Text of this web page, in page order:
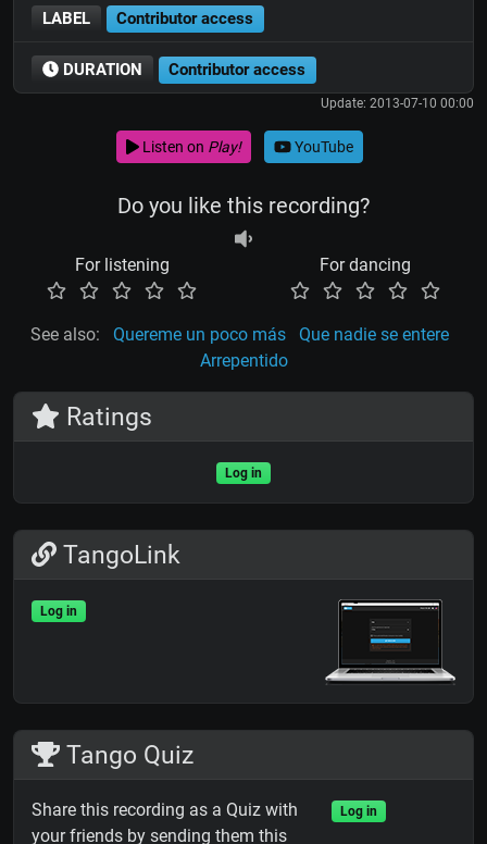
LABEL Contributor access
DURATION Contributor access
Update: 2013-07-10 00:00
Listen on Play! YouTube
Do you like this recording?
For listening For dancing
See also: Quereme un poco más
Que nadie se entere
Arrepentido
Ratings
Log in
TangoLink
Log in
Tango Quiz
Share this recording as a Quiz with
your friends by sending them this
Log in